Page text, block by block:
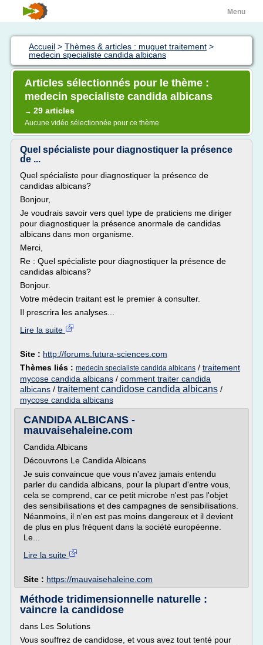
Menu
Accueil > Thèmes & articles : muguet traitement >
medecin specialiste candida albicans
Articles sélectionnés pour le thème :
medecin specialiste candida albicans
→ 29 articles
Aucune vidéo sélectionnée pour ce thème
Quel spécialiste pour diagnostiquer la présence
de ...
Quel spécialiste pour diagnostiquer la présence de
candidas albicans?
Bonjour,
Je voudrais savoir vers quel type de praticiens me diriger
pour diagnostiquer la présence anormale de candidas
albicans dans mon organisme.
Merci,
Re : Quel spécialiste pour diagnostiquer la présence de
candidas albicans?
Bonjour.
Votre médecin traitant est le premier à consulter.
Il prescrira les analyses...
Lire la suite
Site : http://forums.futura-sciences.com
Thèmes liés : medecin specialiste candida albicans / traitement
mycose candida albicans / comment traiter candida
albicans / traitement candidose candida albicans /
mycose candida albicans
CANDIDA ALBICANS -
mauvaisehaleine.com
Candida Albicans
Découvrons Le Candida Albicans
Je suis convaincue que vous n'avez jamais entendu
parler du candida albicans, pour la plupart d'entre vous,
cela se comprend, car ce petit microbe n'est pas l'objet
des sensibilisations et des campagnes de sensibilisations.
Néanmoins, il n'en est pas moins dangereux et il devient
de plus en plus fréquent dans la société européenne.
Le...
Lire la suite
Site : https://mauvaisehaleine.com
Méthode tridimensionnelle naturelle :
vaincre la candidose
dans Les Solutions
Vous souffrez de candidose, et vous avez tout tenté pour